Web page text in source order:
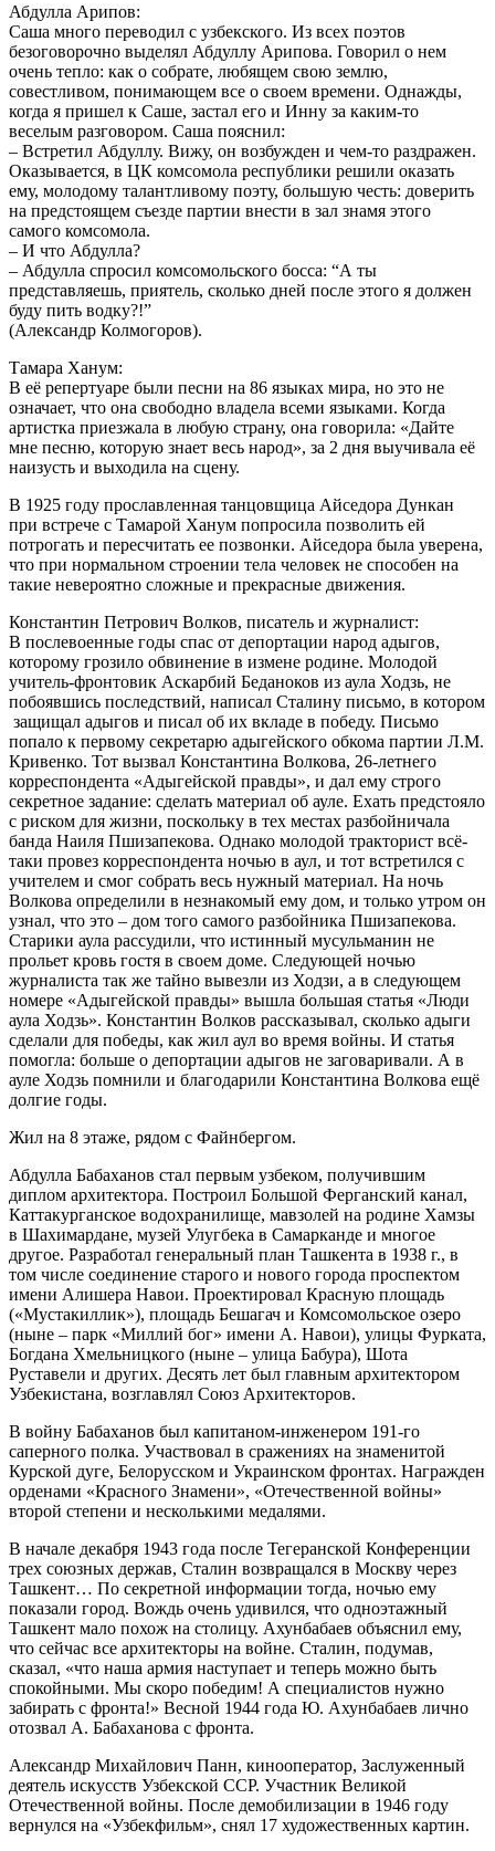
Абдулла Арипов:
Саша много переводил с узбекского. Из всех поэтов
безоговорочно выделял Абдуллу Арипова. Говорил о нем
очень тепло: как о собрате, любящем свою землю,
совестливом, понимающем все о своем времени. Однажды,
когда я пришел к Саше, застал его и Инну за каким-то
веселым разговором. Саша пояснил:
– Встретил Абдуллу. Вижу, он возбужден и чем-то раздражен.
Оказывается, в ЦК комсомола республики решили оказать
ему, молодому талантливому поэту, большую честь: доверить
на предстоящем съезде партии внести в зал знамя этого
самого комсомола.
– И что Абдулла?
– Абдулла спросил комсомольского босса: “А ты
представляешь, приятель, сколько дней после этого я должен
буду пить водку?!”
(Александр Колмогоров).
Тамара Ханум:
В её репертуаре были песни на 86 языках мира, но это не
означает, что она свободно владела всеми языками. Когда
артистка приезжала в любую страну, она говорила: «Дайте
мне песню, которую знает весь народ», за 2 дня выучивала её
наизусть и выходила на сцену.
В 1925 году прославленная танцовщица Айседора Дункан
при встрече с Тамарой Ханум попросила позволить ей
потрогать и пересчитать ее позвонки. Айседора была уверена,
что при нормальном строении тела человек не способен на
такие невероятно сложные и прекрасные движения.
Константин Петрович Волков, писатель и журналист:
В послевоенные годы спас от депортации народ адыгов,
которому грозило обвинение в измене родине. Молодой
учитель-фронтовик Аскарбий Беданоков из аула Ходзь, не
побоявшись последствий, написал Сталину письмо, в котором
защищал адыгов и писал об их вкладе в победу. Письмо
попало к первому секретарю адыгейского обкома партии Л.М.
Кривенко. Тот вызвал Константина Волкова, 26-летнего
корреспондента «Адыгейской правды», и дал ему строго
секретное задание: сделать материал об ауле. Ехать предстояло
с риском для жизни, поскольку в тех местах разбойничала
банда Наиля Пшизапекова. Однако молодой тракторист всё-
таки провез корреспондента ночью в аул, и тот встретился с
учителем и смог собрать весь нужный материал. На ночь
Волкова определили в незнакомый ему дом, и только утром он
узнал, что это – дом того самого разбойника Пшизапекова.
Старики аула рассудили, что истинный мусульманин не
прольет кровь гостя в своем доме. Следующей ночью
журналиста так же тайно вывезли из Ходзи, а в следующем
номере «Адыгейской правды» вышла большая статья «Люди
аула Ходзь». Константин Волков рассказывал, сколько адыги
сделали для победы, как жил аул во время войны. И статья
помогла: больше о депортации адыгов не заговаривали. А в
ауле Ходзь помнили и благодарили Константина Волкова ещё
долгие годы.
Жил на 8 этаже, рядом с Файнбергом.
Абдулла Бабаханов стал первым узбеком, получившим
диплом архитектора. Построил Большой Ферганский канал,
Каттакурганское водохранилище, мавзолей на родине Хамзы
в Шахимардане, музей Улугбека в Самарканде и многое
другое. Разработал генеральный план Ташкента в 1938 г., в
том числе соединение старого и нового города проспектом
имени Алишера Навои. Проектировал Красную площадь
(«Мустакиллик»), площадь Бешагач и Комсомольское озеро
(ныне – парк «Миллий бог» имени А. Навои), улицы Фурката,
Богдана Хмельницкого (ныне – улица Бабура), Шота
Руставели и других. Десять лет был главным архитектором
Узбекистана, возглавлял Союз Архитекторов.
В войну Бабаханов был капитаном-инженером 191-го
саперного полка. Участвовал в сражениях на знаменитой
Курской дуге, Белорусском и Украинском фронтах. Награжден
орденами «Красного Знамени», «Отечественной войны»
второй степени и несколькими медалями.
В начале декабря 1943 года после Тегеранской Конференции
трех союзных держав, Сталин возвращался в Москву через
Ташкент… По секретной информации тогда, ночью ему
показали город. Вождь очень удивился, что одноэтажный
Ташкент мало похож на столицу. Ахунбабаев объяснил ему,
что сейчас все архитекторы на войне. Сталин, подумав,
сказал, «что наша армия наступает и теперь можно быть
спокойными. Мы скоро победим! А специалистов нужно
забирать с фронта!» Весной 1944 года Ю. Ахунбабаев лично
отозвал А. Бабаханова с фронта.
Александр Михайлович Панн, кинооператор, Заслуженный
деятель искусств Узбекской ССР. Участник Великой
Отечественной войны. После демобилизации в 1946 году
вернулся на «Узбекфильм», снял 17 художественных картин.